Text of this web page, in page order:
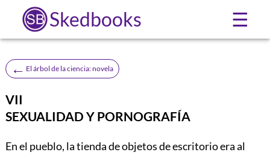
Skedbooks ☰
← El árbol de la ciencia: novela
VII
SEXUALIDAD Y PORNOGRAFÍA
En el pueblo, la tienda de objetos de escritorio era al